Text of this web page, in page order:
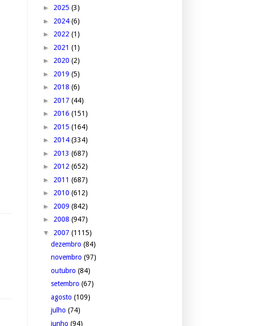
► 2025 (3)
► 2024 (6)
► 2022 (1)
► 2021 (1)
► 2020 (2)
► 2019 (5)
► 2018 (6)
► 2017 (44)
► 2016 (151)
► 2015 (164)
► 2014 (334)
► 2013 (687)
► 2012 (652)
► 2011 (687)
► 2010 (612)
► 2009 (842)
► 2008 (947)
▼ 2007 (1115)
dezembro (84)
novembro (97)
outubro (84)
setembro (67)
agosto (109)
julho (74)
junho (94)